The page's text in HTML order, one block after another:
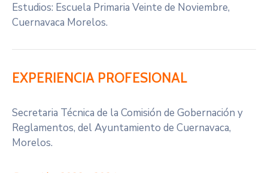
Estudios: Escuela Primaria Veinte de Noviembre,
Cuernavaca Morelos.
EXPERIENCIA PROFESIONAL
Secretaria Técnica de la Comisión de Gobernación y
Reglamentos, del Ayuntamiento de Cuernavaca,
Morelos.